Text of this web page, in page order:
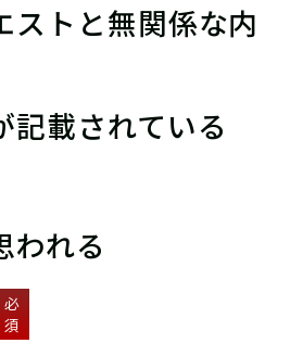
ストと無関係な内
記載されている
われる
必
須